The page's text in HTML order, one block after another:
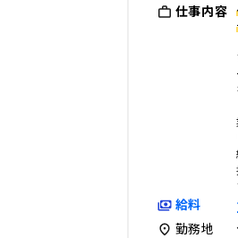
仕事内容
給料
勤務地